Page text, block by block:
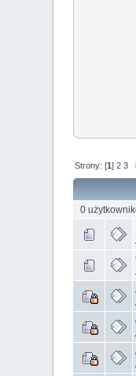
Strony: [1]2 3
0